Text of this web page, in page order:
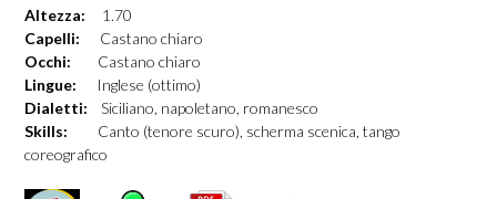
Altezza:
1.70
Capelli: Castano chiaro
Occhi: Castano chiaro
Lingue: Inglese (ottimo)
Dialetti: Siciliano, napoletano, romanesco
Skills: Canto (tenore scuro), scherma scenica, tango
coreografico